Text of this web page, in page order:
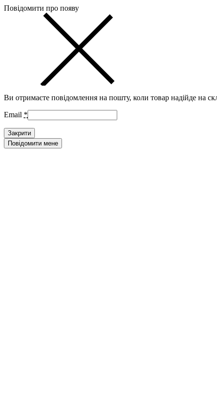
Повідомити про появу
Ви отримаєте повідомлення на пошту, коли товар надійде на
Email *
Закрити
Повідомити мене